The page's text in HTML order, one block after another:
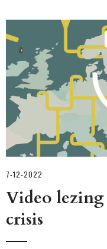
7-12-2022
Video
crisis